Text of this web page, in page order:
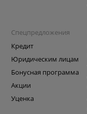
Спецпредложения
Кредит
Юридическим лицам
Бонусная программа
Акции
Уценка